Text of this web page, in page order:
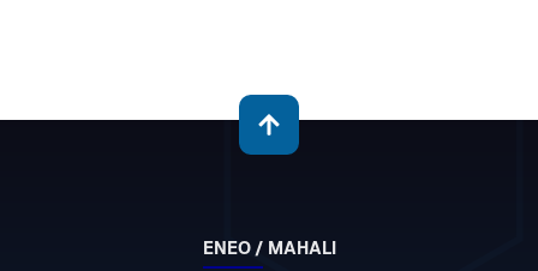
ENEO / MAHALI